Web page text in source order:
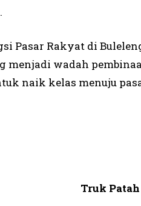
Pasar Rakyat di
wadah
naik kelas menuju
Truk